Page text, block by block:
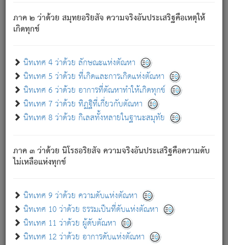
ภาค ๒ ว่าด้วย สมุทยอริยสัจ ความจริงอันประเสริฐคือเหตุให้
เกิดทุกข์
นิทเทศ 4 ว่าด้วย ลักษณะแห่งตัณหา
นิทเทศ 5 ว่าด้วย ที่เกิดและการเกิดแห่งตัณหา
นิทเทศ 6 ว่าด้วย อาการที่ตัณหาทำให้เกิดทุกข์
นิทเทศ 7 ว่าด้วย ทิฏฐิที่เกี่ยวกับตัณหา
นิทเทศ 8 ว่าด้วย กิเลสทั้งหลายในฐานะสมุทัย
ภาค ๓ ว่าด้วย นิโรธอริยสัจ ความจริงอันประเสริฐคือความดับ
ไม่เหลือแห่งทุกข์
นิทเทศ 9 ว่าด้วย ความดับแห่งตัณหา
นิทเทศ 10 ว่าด้วย ธรรมเป็นที่ดับแห่งตัณหา
นิทเทศ 11 ว่าด้วย ผู้ดับตัณหา
นิทเทศ 12 ว่าด้วย อาการดับแห่งตัณหา
อันเป็นไปในที่หรือเวลาทั้งปวง[3]เพื่อความมีแห่งประโยชน์โดย
ประการทั้งปวง; ภพทั้งหลายทั้งหมดนั้น ไม่เที่ยง เป็นทุกข์ มี
ความแปรปรวนเป็นธรรมดา.
อย่างนี้อยู่; เขาย่อมละภวตัณหาได้ และไม่เพลิดเพลินวิภวตัณหา
ด้วย.
ความดับเพราะความสำรอกไม่เหลือ (แห่งภพทั้งหลาย)
เพราะความสิ้นไปแห่งตัณหาโดยประการทั้งปวง นั้นคือ
นิพพาน.
ภพใหม่ย่อมไม่มีแก่ภิกษุนั้น ผู้ดับเย็นสนิทแล้ว เพราะไม่มี
ภิกษุนั้น เป็นผู้ครอบงำมารได้แล้ว ชนะสงครามแล้ว ก้าวล่วง
ภพทั้งหลายทั้งปวงได้แล้ว เป็นผู้คงที่ (คือไม่เปลี่ยนแปลงอีกต่อ
- อุ.ขุ. ๒๕/๑๒๑/๘๔.
(ข้อความนี้ เป็นพระพุทธอุทานที่ทรงเปล่งออก ที่โคนต้นโพธิ์
เป็นที่ตรัสรู้ เมื่อตรัสรู้แล้วได้ 7 วัน)